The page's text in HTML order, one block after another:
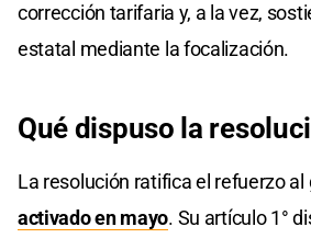
corrección tarifaria y, a la vez,
estatal mediante la focalización.
Qué dispuso la
La resolución ratifica el refuerzo
activado en mayo. Su artículo 1°